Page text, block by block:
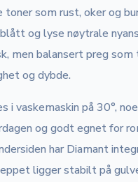
toner som rust, oker og
og lyse nøytrale
men balansert preg
og dybde.
i vaskemaskin på 30°,
og godt egnet for
har Diamant
ligger stabilt på